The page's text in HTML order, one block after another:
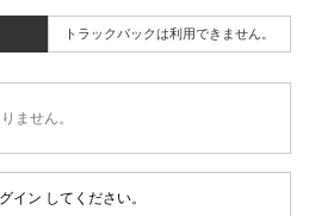
トラックバックは利用できません。
ません。
イン してください。